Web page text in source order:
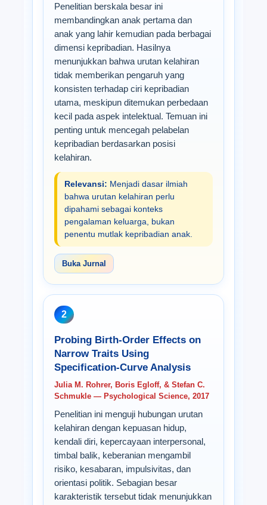
Penelitian berskala besar ini
membandingkan anak pertama dan
anak yang lahir kemudian pada berbagai
dimensi kepribadian. Hasilnya
menunjukkan bahwa urutan kelahiran
tidak memberikan pengaruh yang
konsisten terhadap ciri kepribadian
utama, meskipun ditemukan perbedaan
kecil pada aspek intelektual. Temuan ini
penting untuk mencegah pelabelan
kepribadian berdasarkan posisi
kelahiran.
Relevansi: Menjadi dasar ilmiah
bahwa urutan kelahiran perlu
dipahami sebagai konteks
pengalaman keluarga, bukan
penentu mutlak kepribadian anak.
Buka Jurnal
2
Probing Birth-Order Effects on
Narrow Traits Using
Specification-Curve Analysis
Julia M. Rohrer, Boris Egloff, & Stefan C.
Schmukle — Psychological Science, 2017
Penelitian ini menguji hubungan urutan
kelahiran dengan kepuasan hidup,
kendali diri, kepercayaan interpersonal,
timbal balik, keberanian mengambil
risiko, kesabaran, impulsivitas, dan
orientasi politik. Sebagian besar
karakteristik tersebut tidak menunjukkan